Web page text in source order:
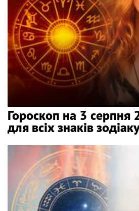
Гороскоп на 3 серпня
для всіх знаків